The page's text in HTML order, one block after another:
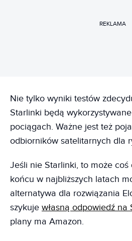
REKLAMA
Nie tylko wyniki testów
Starlinki będą
pociągach. Ważne jest też
odbiorników satelitarnych dla
Jeśli nie Starlinki, to może
końcu w najbliższych latach
alternatywa dla rozwiązania
szykuje własną odpowiedź na
plany ma Amazon.